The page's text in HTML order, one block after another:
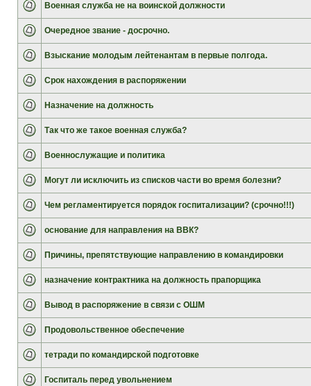
Военная служба не на воинской должности
Очередное звание - досрочно.
Взыскание молодым лейтенантам в первые полгода.
Срок нахождения в распоряжении
Назначение на должность
Так что же такое военная служба?
Военнослужащие и политика
Могут ли исключить из списков части во время болезни?
Чем регламентируется порядок госпитализации? (срочно!!!)
основание для направления на ВВК?
Причины, препятствующие направлению в командировки
назначение контрактника на должность прапорщика
Вывод в распоряжение в связи с ОШМ
Продовольственное обеспечение
тетради по командирской подготовке
Госпиталь перед увольнением